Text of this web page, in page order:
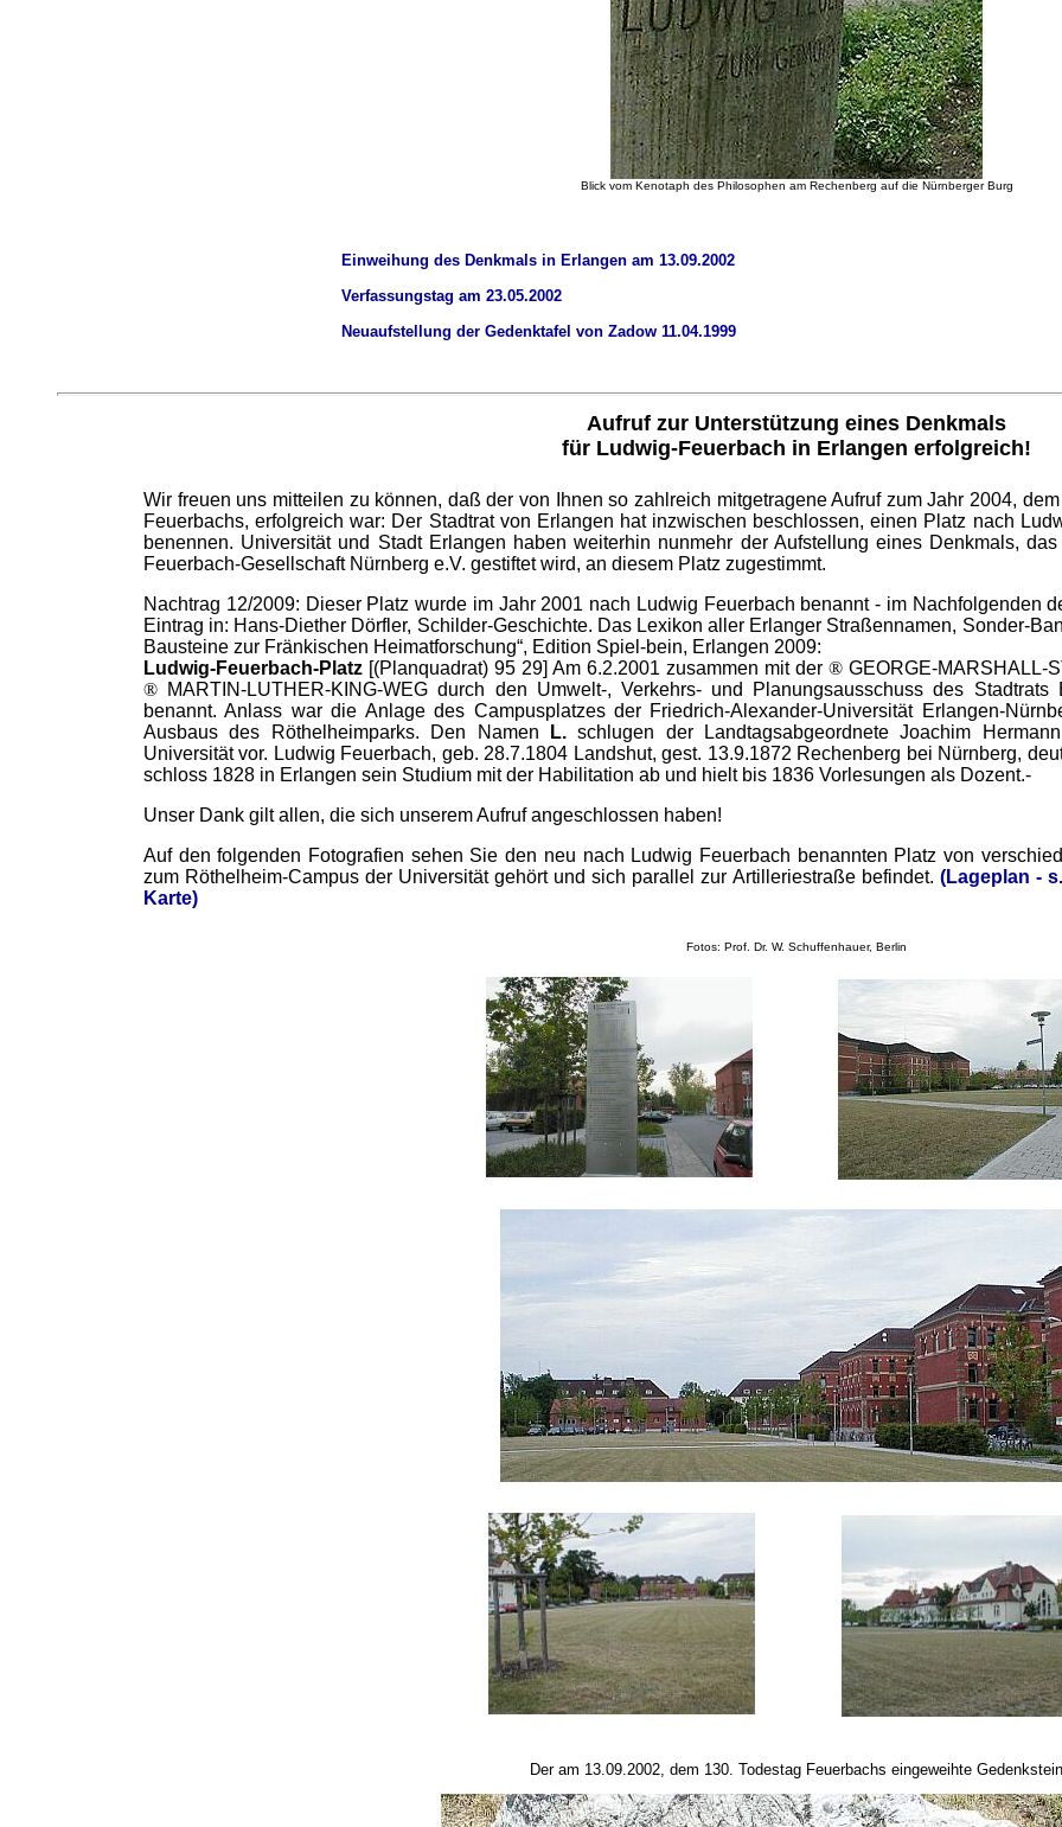
Blick vom Kenotaph des Philosophen am Rechenberg auf die Nürnberger Burg
Einweihung des Denkmals in Erlangen am 13.09.2002
Verfassungstag am 23.05.2002
Neuaufstellung der Gedenktafel von Zadow 11.04.1999
Aufruf zur Unterstützung eines Denkmals
für Ludwig-Feuerbach in Erlangen erfolgreich!
Wir freuen uns mitteilen zu können, daß der von Ihnen so zahlreich mitgetragene Aufruf zum Jahr 2004,
Feuerbachs, erfolgreich war: Der Stadtrat von Erlangen hat inzwischen beschlossen, einen Platz nach
benennen. Universität und Stadt Erlangen haben weiterhin nunmehr der Aufstellung eines Denkmals,
Feuerbach-Gesellschaft Nürnberg e.V. gestiftet wird, an diesem Platz zugestimmt.
Nachtrag 12/2009: Dieser Platz wurde im Jahr 2001 nach Ludwig Feuerbach benannt - im Nachfolgenden
Eintrag in: Hans-Diether Dörfler, Schilder-Geschichte. Das Lexikon aller Erlanger Straßennamen, Sonder-
Bausteine zur Fränkischen Heimatforschung“, Edition Spiel-bein, Erlangen 2009:
Ludwig-Feuerbach-Platz [(Planquadrat) 95 29] Am 6.2.2001 zusammen mit der ® GEORGE-MARSHALL-
® MARTIN-LUTHER-KING-WEG durch den Umwelt-, Verkehrs- und Planungsausschuss des Stadtrats
benannt. Anlass war die Anlage des Campusplatzes der Friedrich-Alexander-Universität Erlangen-
Ausbaus des Röthelheimparks. Den Namen
L.schlugen der Landtagsabgeordnete Joachim
Universität vor. Ludwig Feuerbach, geb. 28.7.1804 Landshut, gest. 13.9.1872 Rechenberg bei Nürnberg,
schloss 1828 in Erlangen sein Studium mit der Habilitation ab und hielt bis 1836 Vorlesungen als Dozent.-
Unser Dank gilt allen, die sich unserem Aufruf angeschlossen haben!
Auf den folgenden Fotografien sehen Sie den neu nach Ludwig Feuerbach benannten Platz von
zum Röthelheim-Campus der Universität gehört und sich parallel zur Artilleriestraße befindet. (Lageplan -
Karte)
Fotos: Prof. Dr. W. Schuffenhauer, Berlin
Der am 13.09.2002, dem 130. Todestag Feuerbachs eingeweihte Gedenkstein